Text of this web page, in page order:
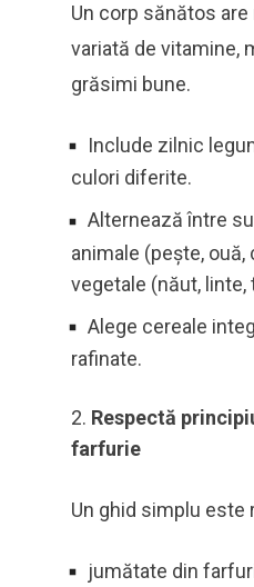
Un corp sănătos
variată de vitamine,
grăsimi bune.
Include zilnic
culori diferite.
Alternează între
animale (pește, ouă,
vegetale (năut, linte,
Alege cereale
rafinate.
Respectă
farfurie
Un ghid simplu
jumătate din